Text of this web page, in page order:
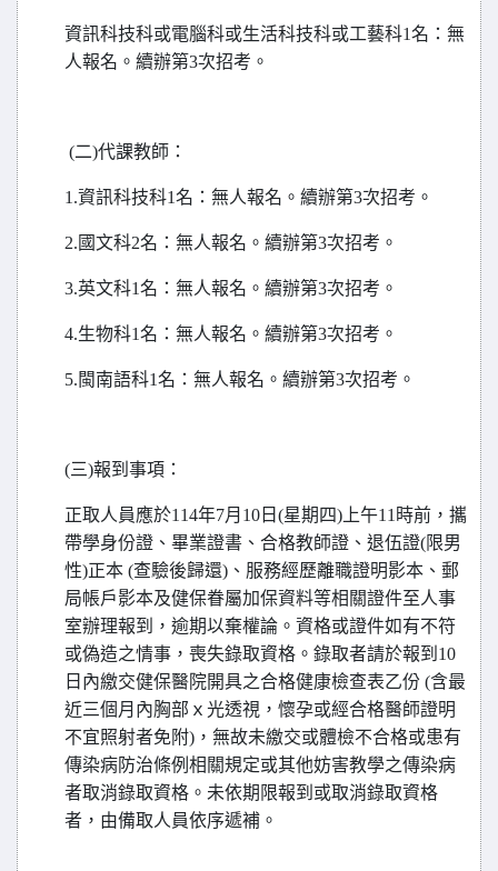
資訊科技科或電腦科或生活科技科或工藝科1名：無
人報名。續辦第3次招考。
(二)代課教師：
1.資訊科技科1名：無人報名。續辦第3次招考。
2. 國文科2名：無人報名。續辦第3次招考。
3.英文科1名：無人報名。續辦第3次招考。
4.生物科1名：無人報名。續辦第3次招考。
5.閩南語科1名：無人報名。續辦第3次招考。
(三)報到事項：
正取人員應於114年7月10日(星期四)上午11時前，攜
帶學身份證、畢業證書、合格教師證、退伍證(限男
性)正本 (查驗後歸還)、服務經歷離職證明影本、郵
局帳戶影本及健保眷屬加保資料等相關證件至人事
室辦理報到，逾期以棄權論。資格或證件如有不符
或偽造之情事，喪失錄取資格。錄取者請於報到10
日內繳交健保醫院開具之合格健康檢查表乙份 (含最
近三個月內胸部ｘ光透視，懷孕或經合格醫師證明
不宜照射者免附)，無故未繳交或體檢不合格或患有
傳染病防治條例相關規定或其他妨害教學之傳染病
者取消錄取資格。未依期限報到或取消錄取資格
者，由備取人員依序遞補。